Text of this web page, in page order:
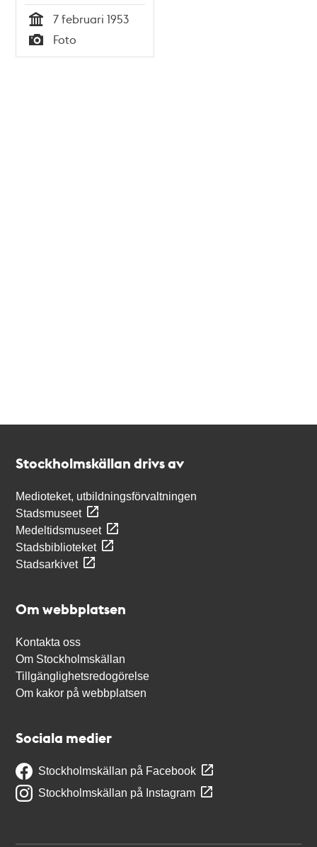
Tid
7 februari 1953
Typ
Foto
Stockholmskällan drivs av
Medioteket, utbildningsförvaltningen
Stadsmuseet
Medeltidsmuseet
Stadsbiblioteket
Stadsarkivet
Om webbplatsen
Kontakta oss
Om Stockholmskällan
Tillgänglighetsredogörelse
Om kakor på webbplatsen
Sociala medier
Stockholmskällan på Facebook
Stockholmskällan på Instagram